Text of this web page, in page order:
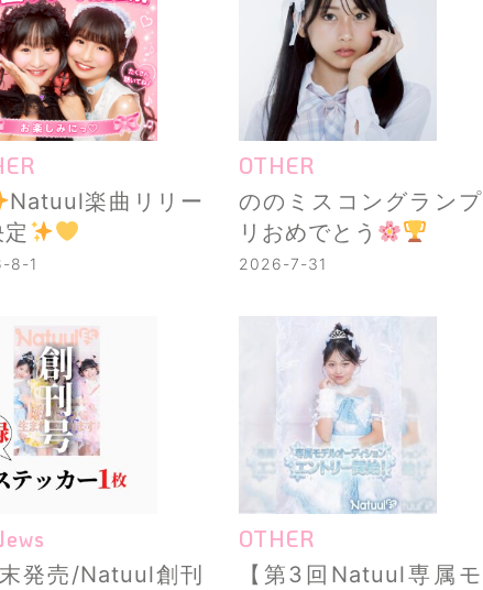
Natuul楽曲リリー
8-1
OTHER
ののミスコングランプ
リおめでとう
2026-7-31
発売/Natuul創刊
OTHER
【第3回Natuul専属モ